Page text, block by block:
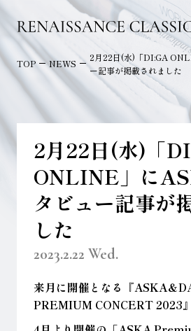
TOP NEWS
2月22日(水)「DI:GA
ー記事が掲載されました
2月22日(水)「
ONLINE」に
タビュー記事が
した
2023.2.22 Wed.
来月に開催となる『ASKA＆
PREMIUM CONCERT 2023』